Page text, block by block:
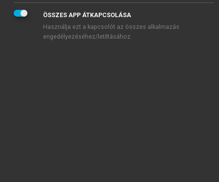
ÖSSZES APP ÁTKAPCSOLÁSA
Használja ezt a kapcsolót az összes alkalmazás
engedélyezéséhez/letiltásához.